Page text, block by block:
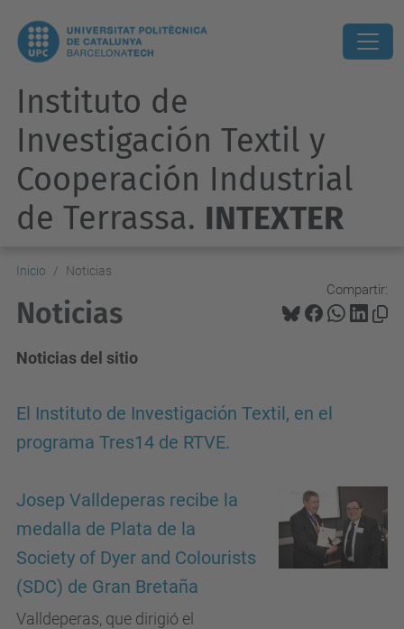
Instituto de
Investigación Textil y
Cooperación Industrial
de Terrassa. INTEXTER
Inicio Noticias
Compartir:
Noticias
Noticias del sitio
El Instituto de Investigación Textil, en el
programa Tres14 de RTVE.
Josep Valldeperas recibe la
medalla de Plata de la
Society of Dyer and Colourists
(SDC) de Gran Bretaña
Valldeperas, que dirigió el